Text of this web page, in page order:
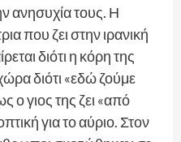
ανησυχία τους. Η
που ζει στην ιρανική
διότι η κόρη της
διότι «εδώ ζούμε
ο γιος της ζει «από
για το αύριο. Στον